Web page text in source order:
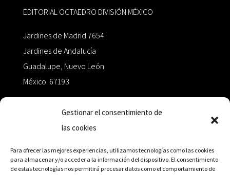
Gestionar el consentimiento de
las cookies
Para ofrecer las mejores experiencias, utilizamos tecnologías como las cookies
para almacenar y/o acceder a la información del dispositivo. El consentimiento
de estas tecnologías nos permitirá procesar datos como el comportamiento de
EDITORIAL OCTAEDRO DIVISIÓN MÉXICO
Jardines de Madrid 7654
Jardines de Andalucía
Guadalupe, Nuevo León
México 67193
+52 811.499.5638
RED DE DISTRIBUCIÓN